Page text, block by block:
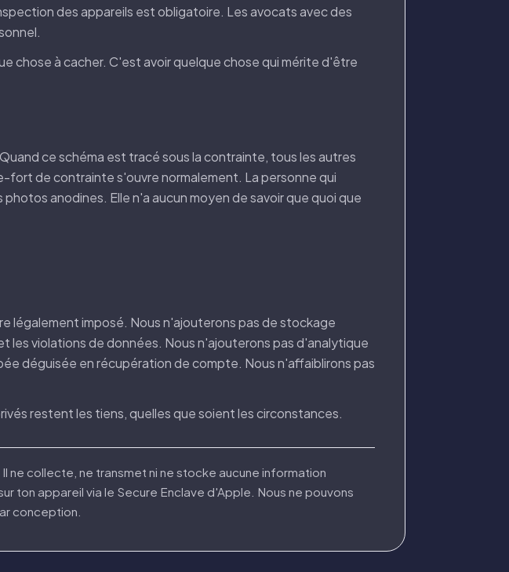
des appareils est obligatoire. Les avocats avec des
chose à cacher. C'est avoir quelque chose qui mérite d'être
ce schéma est tracé sous la contrainte, tous les autres
de contrainte s'ouvre normalement. La personne qui
anodines. Elle n'a aucun moyen de savoir que quoi que
légalement imposé. Nous n'ajouterons pas de stockage
les violations de données. Nous n'ajouterons pas d'analytique
déguisée en récupération de compte. Nous n'affaiblirons pas
restent les tiens, quelles que soient les circonstances.
collecte, ne transmet ni ne stocke aucune information
ton appareil via le Secure Enclave d'Apple. Nous ne pouvons
conception.